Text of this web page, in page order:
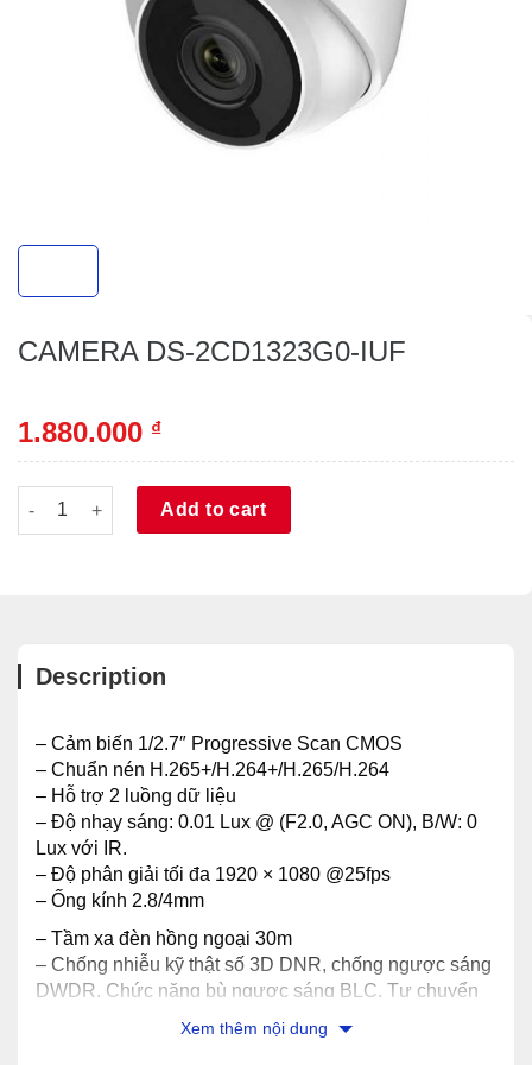
CAMERA DS-2CD1323G0-IUF
1.880.000 ₫
CAMERA DS-2CD1323G0-IUF quantity
Add to cart
Description
– Cảm biến 1/2.7″ Progressive Scan CMOS
– Chuẩn nén H.265+/H.264+/H.265/H.264
– Hỗ trợ 2 luồng dữ liệu
– Độ nhạy sáng: 0.01 Lux @ (F2.0, AGC ON), B/W: 0
Lux với IR.
– Độ phân giải tối đa 1920 × 1080 @25fps
– Ống kính 2.8/4mm
– Tầm xa đèn hồng ngoại 30m
– Chống nhiễu kỹ thật số 3D DNR, chống ngược sáng
DWDR. Chức năng bù ngược sáng BLC. Tự chuyển
– Tiêu chuẩn ngoài trời: IP67.
Xem thêm nội dung